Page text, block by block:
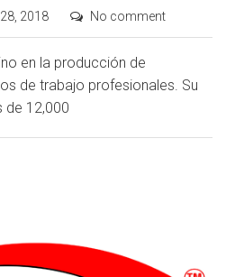
2018 No comment
en la producción de
de trabajo profesionales. Su
12,000